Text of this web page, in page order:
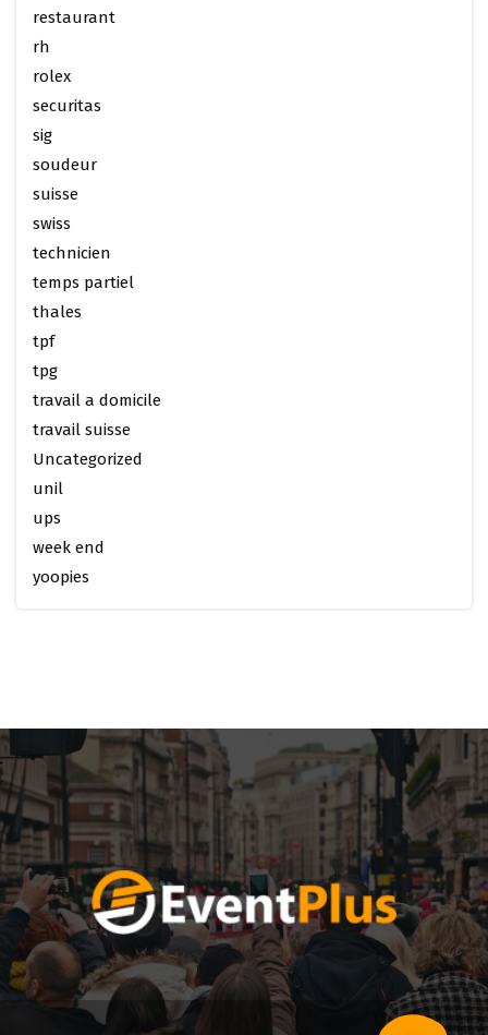
restaurant
rh
rolex
securitas
sig
soudeur
suisse
swiss
technicien
temps partiel
thales
tpf
tpg
travail a domicile
travail suisse
Uncategorized
unil
ups
week end
yoopies